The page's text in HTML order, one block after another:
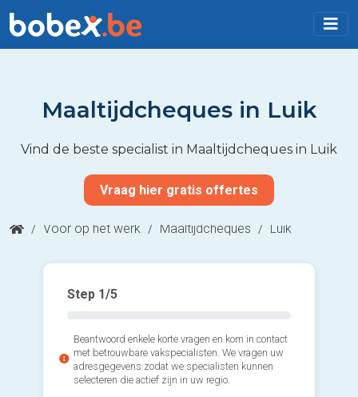
Maaltijdcheques in Luik
Vind de beste specialist in Maaltijdcheques in Luik
Vraag hier gratis offertes
/ Voor op het werk / Maaltijdcheques / Luik
Step 1/5
Beantwoord enkele korte vragen en kom in contact
met betrouwbare vakspecialisten. We vragen uw
adresgegevens zodat we specialisten kunnen
selecteren die actief zijn in uw regio.